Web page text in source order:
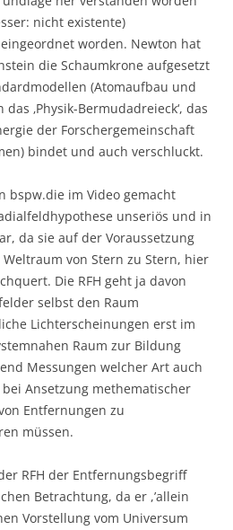
nicht existente)
worden. Newton hat
die Schaumkrone aufgesetzt
(Atomaufbau und
‚Physik-Bermudadreieck‘, das
der Forschergemeinschaft
bindet und auch verschluckt.
bspw.die im Video gemacht
unseriös und in
da sie auf der Voraussetzung
von Stern zu Stern, hier
Die RFH geht ja davon
selbst den Raum
Lichterscheinungen erst im
Raum zur Bildung
Messungen welcher Art auch
bei Ansetzung methematischer
Entfernungen zu
müssen.
RFH der Entfernungsbegriff
Betrachtung, da er ,’allein
Vorstellung vom Universum